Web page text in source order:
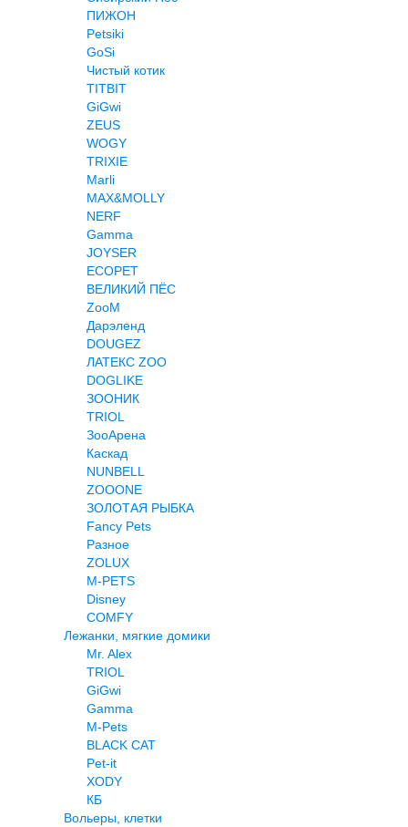
ПИЖОН
Petsiki
GoSi
Чистый котик
TITBIT
GiGwi
ZEUS
WOGY
TRIXIE
Marli
MAX&MOLLY
NERF
Gamma
JOYSER
ECOPET
ВЕЛИКИЙ ПЁС
ZooM
Дарэленд
DOUGEZ
ЛАТЕКС ZOO
DOGLIKE
ЗООНИК
TRIOL
ЗооАрена
Каскад
NUNBELL
ZOOONE
ЗОЛОТАЯ РЫБКА
Fancy Pets
Разное
ZOLUX
M-PETS
Disney
COMFY
Лежанки, мягкие домики
Mr. Alex
TRIOL
GiGwi
Gamma
M-Pets
BLACK CAT
Pet-it
XODY
КБ
Вольеры, клетки